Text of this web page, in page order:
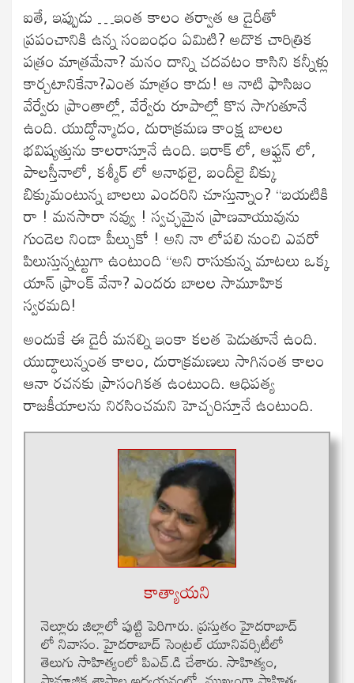
ఐతే, ఇప్పుడు …ఇంత కాలం తర్వాత ఆ డైరీతో
ప్రపంచానికి ఉన్న సంబంధం ఏమిటి? అదొక చారిత్రిక
పత్రం మాత్రమేనా? మనం దాన్ని చదవటం కాసిని కన్నీళ్లు
కార్చటానికేనా?ఎంత మాత్రం కాదు! ఆ నాటి ఫాసిజం
వేర్వేరు ప్రాంతాల్లో, వేర్వేరు రూపాల్లో కొన సాగుతూనే
ఉంది. యుద్ధోన్మాదం, దురాక్రమణ కాంక్ష బాలల
భవిష్యత్తును కాలరాస్తూనే ఉంది. ఇరాక్ లో, ఆఫ్ఘన్ లో,
పాలస్తీనాలో, కశ్మీర్ లో అనాథలై, బందీలై బిక్కు
బిక్కుమంటున్న బాలలు ఎందరిని చూస్తున్నాం? “బయటికి
రా ! మనసారా నవ్వు ! స్వచ్ఛమైన ప్రాణవాయువును
గుండెల నిండా పీల్చుకో ! అని నా లోపలి నుంచి ఎవరో
పిలుస్తున్నట్టుగా ఉంటుంది “అని రాసుకున్న మాటలు ఒక్క
యాన్ ఫ్రాంక్ వేనా? ఎందరు బాలల సామూహిక
స్వరమది!
అందుకే ఈ డైరీ మనల్ని ఇంకా కలత పెడుతూనే ఉంది.
యుద్ధాలున్నంత కాలం, దురాక్రమణలు సాగినంత కాలం
ఆనా రచనకు ప్రాసంగికత ఉంటుంది. ఆధిపత్య
రాజకీయాలను నిరసించమని హెచ్చరిస్తూనే ఉంటుంది.
కాత్యాయని
నెల్లూరు జిల్లాలో పుట్టి పెరిగారు. ప్రస్తుతం హైదరాబాద్
లో నివాసం. హైదరాబాద్ సెంట్రల్ యూనివర్సిటీలో
తెలుగు సాహిత్యంలో పిఎచ్.డి చేశారు. సాహిత్యం,